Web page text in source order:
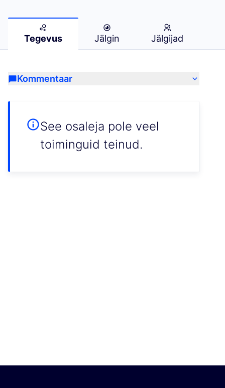
Tegevus Jälgin Jälgijad
Kommentaar
See osaleja pole veel
toiminguid teinud.